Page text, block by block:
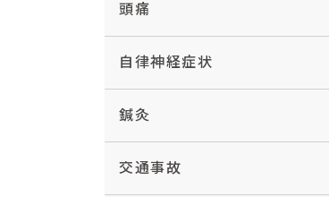
頭痛
自律神経症状
鍼灸
交通事故